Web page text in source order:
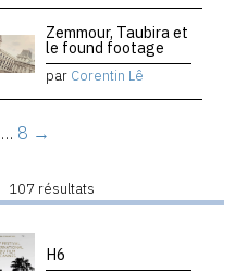
Zemmour, Taubira et
le found footage
par Corentin Lê
… 8 →
107 résultats
H6